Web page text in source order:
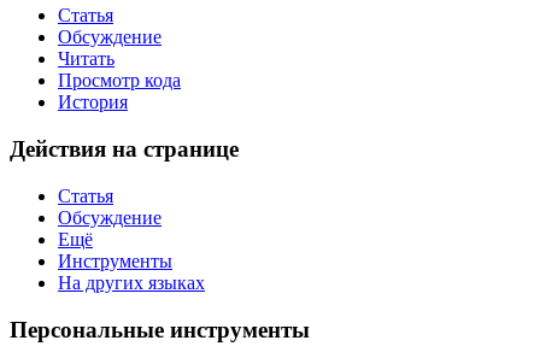
Статья
Обсуждение
Читать
Просмотр кода
История
Действия на странице
Статья
Обсуждение
Ещё
Инструменты
На других языках
Персональные инструменты